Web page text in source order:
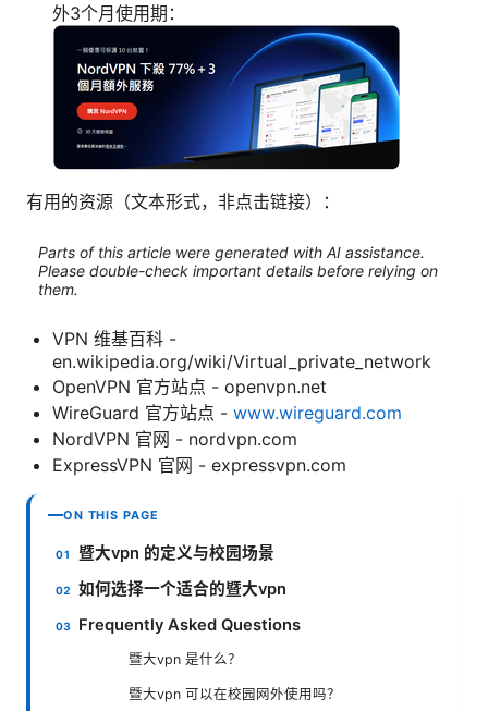
外3个月使用期：
有用的资源（文本形式，非点击链接）：
Parts of this article were generated with AI assistance.
Please double-check important details before relying on
them.
VPN 维基百科 -
en.wikipedia.org/wiki/Virtual_private_network
OpenVPN 官方站点 - openvpn.net
WireGuard 官方站点 - www.wireguard.com
NordVPN 官网 - nordvpn.com
ExpressVPN 官网 - expressvpn.com
ON THIS PAGE
暨大vpn 的定义与校园场景
如何选择一个适合的暨大vpn
Frequently Asked Questions
暨大vpn 是什么？
暨大vpn 可以在校园网外使用吗？